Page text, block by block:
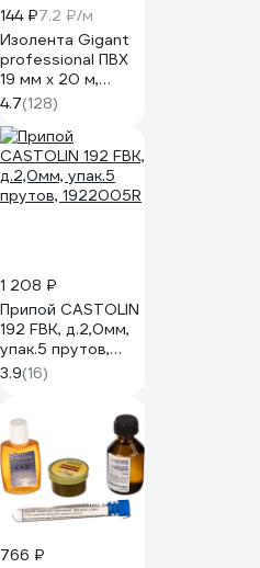
144 ₽7.2 ₽/м
Изолента Gigant
professional ПВХ
19 мм х 20 м,
черная GT-0-3
4.7(128)
1 208 ₽
Припой CASTOLIN
192 FBK, д.2,0мм,
упак.5 прутов,
1922005R
3.9(16)
766 ₽